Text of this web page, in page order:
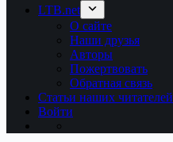
LTB.net
О сайте
Наши друзья
Авторы
Пожертвовать
Обратная связь
Статьи наших читателей
Войти